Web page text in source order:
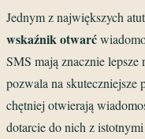
Jednym z największych
wskaźnik otwarć
SMS mają znacznie
pozwala na
chętniej otwierają
dotarcie do nich z